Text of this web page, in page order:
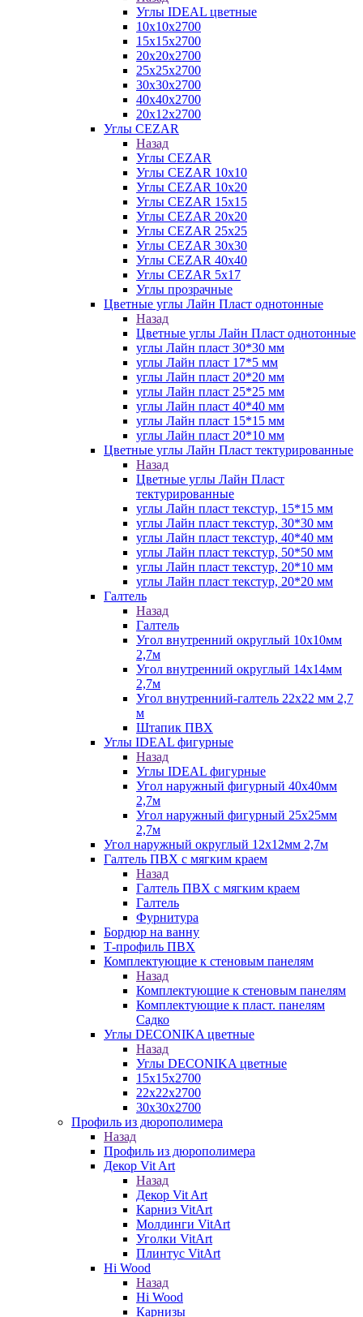
Углы IDEAL цветные
10х10х2700
15х15х2700
20х20х2700
25х25х2700
30х30х2700
40х40х2700
20х12х2700
Углы CEZAR
Назад
Углы CEZAR
Углы CEZAR 10х10
Углы CEZAR 10х20
Углы CEZAR 15х15
Углы CEZAR 20х20
Углы CEZAR 25х25
Углы CEZAR 30х30
Углы CEZAR 40х40
Углы CEZAR 5х17
Углы прозрачные
Цветные углы Лайн Пласт однотонные
Назад
Цветные углы Лайн Пласт однотонные
углы Лайн пласт 30*30 мм
углы Лайн пласт 17*5 мм
углы Лайн пласт 20*20 мм
углы Лайн пласт 25*25 мм
углы Лайн пласт 40*40 мм
углы Лайн пласт 15*15 мм
углы Лайн пласт 20*10 мм
Цветные углы Лайн Пласт тектурированные
Назад
Цветные углы Лайн Пласт
тектурированные
углы Лайн пласт текстур, 15*15 мм
углы Лайн пласт текстур, 30*30 мм
углы Лайн пласт текстур, 40*40 мм
углы Лайн пласт текстур, 50*50 мм
углы Лайн пласт текстур, 20*10 мм
углы Лайн пласт текстур, 20*20 мм
Галтель
Назад
Галтель
Угол внутренний округлый 10х10мм
2,7м
Угол внутренний округлый 14х14мм
2,7м
Угол внутренний-галтель 22х22 мм 2,7
м
Штапик ПВХ
Углы IDEAL фигурные
Назад
Углы IDEAL фигурные
Угол наружный фигурный 40х40мм
2,7м
Угол наружный фигурный 25х25мм
2,7м
Угол наружный округлый 12х12мм 2,7м
Галтель ПВХ с мягким краем
Назад
Галтель ПВХ с мягким краем
Галтель
Фурнитура
Бордюр на ванну
Т-профиль ПВХ
Комплектующие к стеновым панелям
Назад
Комплектующие к стеновым панелям
Комплектующие к пласт. панелям
Садко
Углы DECONIKA цветные
Назад
Углы DECONIKA цветные
15х15х2700
22х22х2700
30х30х2700
Профиль из дюрополимера
Назад
Профиль из дюрополимера
Декор Vit Art
Назад
Декор Vit Art
Карниз VitArt
Молдинги VitArt
Уголки VitArt
Плинтус VitArt
Hi Wood
Назад
Hi Wood
Карнизы